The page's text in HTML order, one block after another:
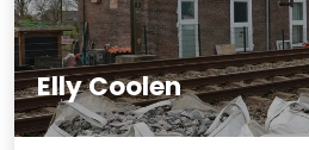
Elly Coolen